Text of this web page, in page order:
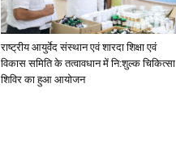
​राष्ट्रीय आयुर्वेद संस्थान एवं शारदा शिक्षा एवं
विकास समिति के तत्वावधान में नि:शुल्क चिकित्सा
शिविर का हुआ आयोजन